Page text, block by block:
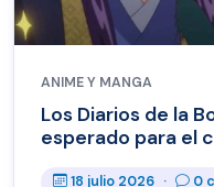
ANIME Y MANGA
Los Diarios de la
esperado para el
18 julio 2026 · 0